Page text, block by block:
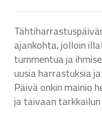
ajankohta, jolloin
tummentua ja
uusia harrastuksia
Päivä onkin mainio
ja taivaan